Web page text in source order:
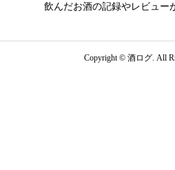
飲んだお酒の記録やレビュー
Copyright © 酒ログ. All